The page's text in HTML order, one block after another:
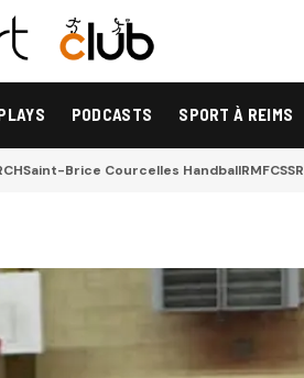
PODCASTS SPORT À REIMS
Saint-Brice Courcelles HandballRMFCSSR